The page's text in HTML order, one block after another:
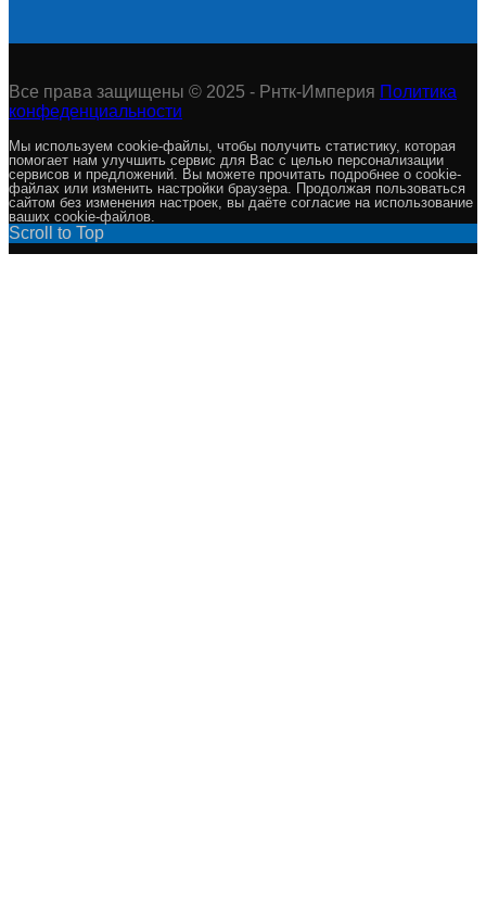
Все права защищены © 2025 - Рнтк-Империя Политика
конфеденциальности
Мы используем cookie-файлы, чтобы получить статистику, которая
помогает нам улучшить сервис для Вас с целью персонализации
сервисов и предложений. Вы можете прочитать подробнее о cookie-
файлах или изменить настройки браузера. Продолжая пользоваться
сайтом без изменения настроек, вы даёте согласие на использование
ваших cookie-файлов.
Scroll to Top